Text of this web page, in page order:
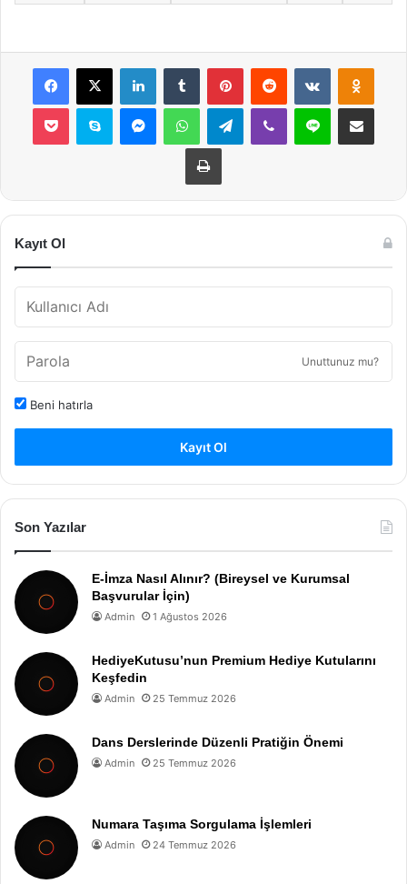
Facebook
X LinkedInTumblr PinterestReddit VKontakte
Pocket Skype MessengerWhatsAppTelegramViber Line E-Posta ile
Yazdır
Kayıt Ol
Unuttunuz mu?
Beni hatırla
Kayıt Ol
Son Yazılar
E-İmza Nasıl Alınır? (Bireysel ve Kurumsal
Başvurular İçin)
Admin 1 Ağustos 2026
HediyeKutusu’nun Premium Hediye Kutularını
Keşfedin
Admin 25 Temmuz 2026
Dans Derslerinde Düzenli Pratiğin Önemi
Admin 25 Temmuz 2026
Numara Taşıma Sorgulama İşlemleri
Admin 24 Temmuz 2026